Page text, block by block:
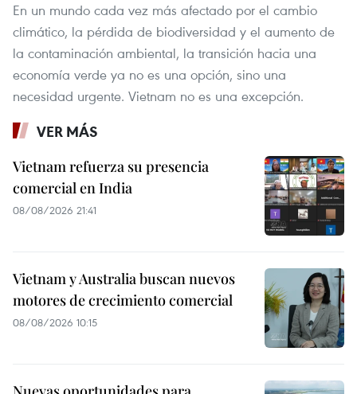
En un mundo cada vez más afectado por el cambio
climático, la pérdida de biodiversidad y el aumento de
la contaminación ambiental, la transición hacia una
economía verde ya no es una opción, sino una
necesidad urgente. Vietnam no es una excepción.
VER MÁS
Vietnam refuerza su presencia
comercial en India
08/08/2026 21:41
Vietnam y Australia buscan nuevos
motores de crecimiento comercial
08/08/2026 10:15